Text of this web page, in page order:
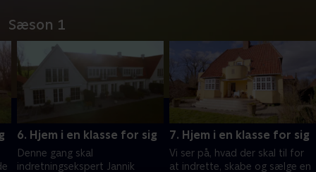
Sæson 1
6. Hjem i en klasse for sig
Denne gang skal
indretningsekspert Jannik
7. Hjem i en klasse for sig
Vi ser på, hvad der skal til for
at indrette, skabe og sælge en